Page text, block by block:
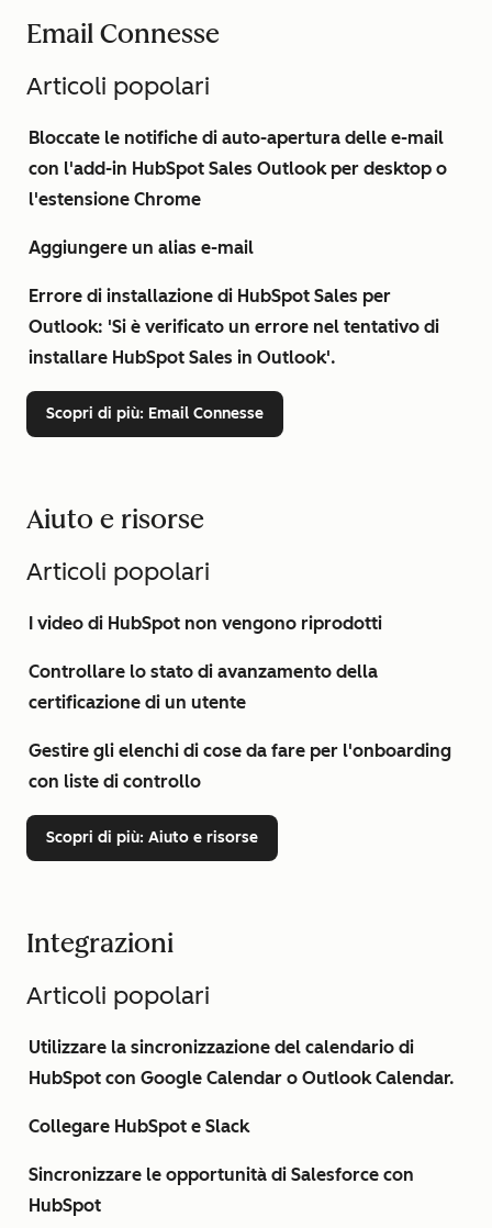
Email Connesse
Articoli popolari
Bloccate le notifiche di auto-apertura delle e-mail
con l'add-in HubSpot Sales Outlook per desktop o
l'estensione Chrome
Aggiungere un alias e-mail
Errore di installazione di HubSpot Sales per
Outlook: 'Si è verificato un errore nel tentativo di
installare HubSpot Sales in Outlook'.
Scopri di più: Email Connesse
Aiuto e risorse
Articoli popolari
I video di HubSpot non vengono riprodotti
Controllare lo stato di avanzamento della
certificazione di un utente
Gestire gli elenchi di cose da fare per l'onboarding
con liste di controllo
Scopri di più: Aiuto e risorse
Integrazioni
Articoli popolari
Utilizzare la sincronizzazione del calendario di
HubSpot con Google Calendar o Outlook Calendar.
Collegare HubSpot e Slack
Sincronizzare le opportunità di Salesforce con
HubSpot